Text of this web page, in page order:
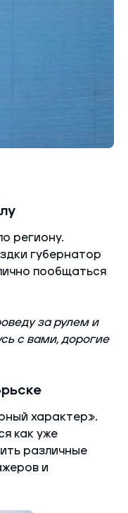
региону.
губернатор
пообщаться
за рулем и
с вами, дорогие
характер».
как уже
различные
и